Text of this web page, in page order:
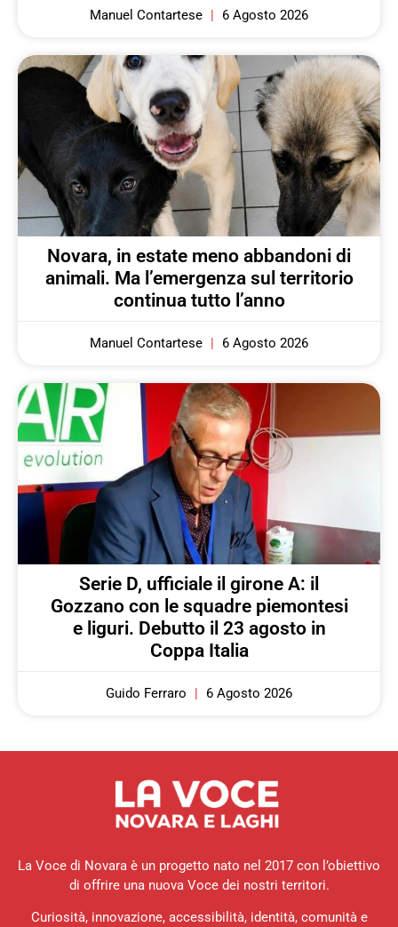
Manuel Contartese 6 Agosto 2026
Novara, in estate meno abbandoni di
animali. Ma l’emergenza sul territorio
continua tutto l’anno
Manuel Contartese 6 Agosto 2026
Serie D, ufficiale il girone A: il
Gozzano con le squadre piemontesi
e liguri. Debutto il 23 agosto in
Coppa Italia
Guido Ferraro 6 Agosto 2026
La Voce di Novara è un progetto nato nel 2017 con l’obiettivo
di offrire una nuova Voce dei nostri territori.
Curiosità, innovazione, accessibilità, identità, comunità e